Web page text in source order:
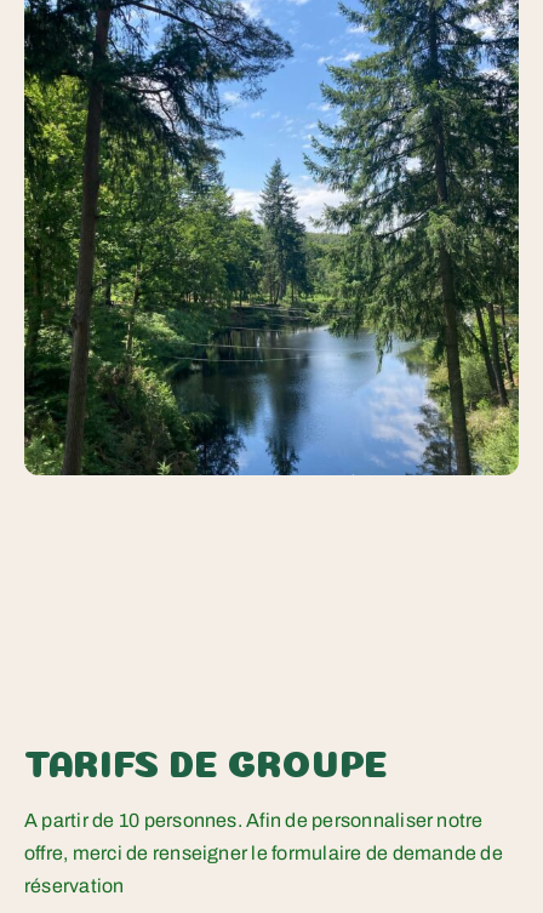
TARIFS DE GROUPE
A partir de 10 personnes. Afin de personnaliser notre
offre, merci de renseigner le formulaire de demande de
réservation